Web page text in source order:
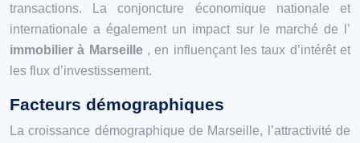
transactions. La conjoncture économique nationale et
internationale a également un impact sur le marché de l’
immobilier à Marseille , en influençant les taux d’intérêt et
les flux d’investissement.
Facteurs démographiques
La croissance démographique de Marseille, l’attractivité de